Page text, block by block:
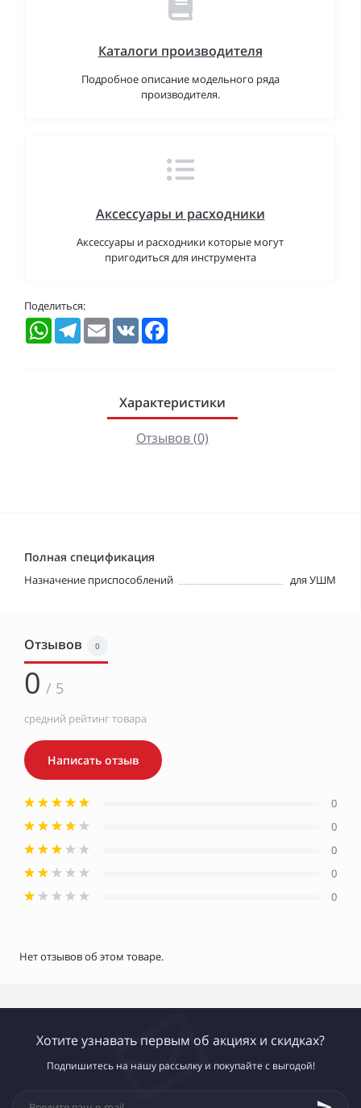
Каталоги производителя
Подробное описание модельного ряда
производителя.
Аксессуары и расходники
Аксессуары и расходники которые могут
пригодиться для инструмента
Поделиться:
WhatsAppTelegramEmail VK
Характеристики
Отзывов (0)
Полная спецификация
Назначение приспособлений для УШМ
Отзывов 0
0 / 5
средний рейтинг товара
Написать отзыв
0
0
0
0
0
Нет отзывов об этом товаре.
Хотите узнавать первым об акциях и скидках?
Подпишитесь на нашу рассылку и покупайте с выгодой!